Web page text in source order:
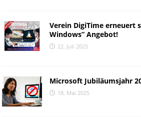
Verein DigiTime erneuert
Windows” Angebot!
22. Juli 2025
Microsoft Jubiläumsjahr
18. Mai 2025